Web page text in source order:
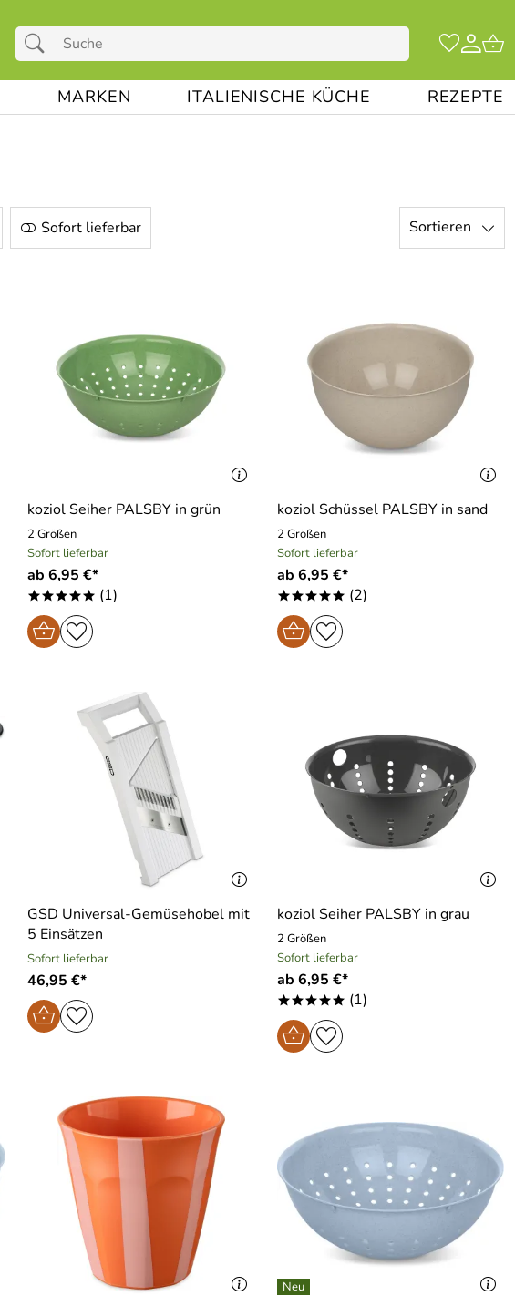
MARKEN ITALIENISCHE KÜCHE REZEPTE
Sofort lieferbar Sortieren
koziol Seiher PALSBY in grün
2 Größen
Sofort lieferbar
ab 6,95 €*
***** (1)
koziol Schüssel PALSBY in sand
2 Größen
Sofort lieferbar
ab 6,95 €*
***** (2)
GSD Universal-Gemüsehobel mit
5 Einsätzen
Sofort lieferbar
46,95 €*
koziol Seiher PALSBY in grau
2 Größen
Sofort lieferbar
ab 6,95 €*
***** (1)